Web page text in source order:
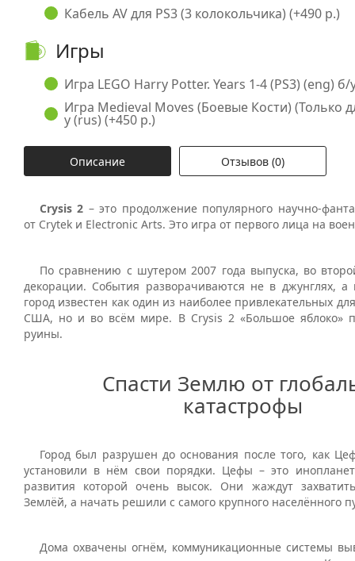
Кабель AV для PS3 (3 колокольчика) (+490 р.)
Игры
Игра LEGO Harry Potter. Years 1-4 (PS3) (eng) б/
Игра Medieval Moves (Боевые Кости) (Только
у (rus) (+450 р.)
Описание Отзывов (0)
Crysis 2 – это продолжение популярного научно-
от Crytek и Electronic Arts. Это игра от первого лица на
По сравнению с шутером 2007 года выпуска, во
декорации. События разворачиваются не в джунглях,
город известен как один из наиболее привлекательных
США, но и во всём мире. В Crysis 2 «Большое яблоко»
руины.
Спасти Землю от
катастрофы
Город был разрушен до основания после того, как
установили в нём свои порядки. Цефы – это
развития которой очень высок. Они жаждут
Землёй, а начать решили с самого крупного населённого
Дома охвачены огнём, коммуникационные системы